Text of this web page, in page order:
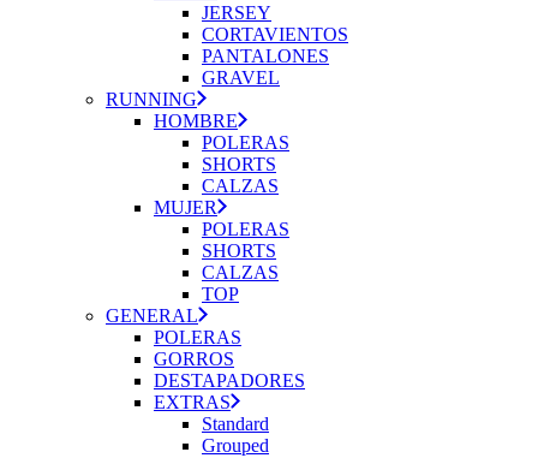
JERSEY
CORTAVIENTOS
PANTALONES
GRAVEL
RUNNING
HOMBRE
POLERAS
SHORTS
CALZAS
MUJER
POLERAS
SHORTS
CALZAS
TOP
GENERAL
POLERAS
GORROS
DESTAPADORES
EXTRAS
Standard
Grouped